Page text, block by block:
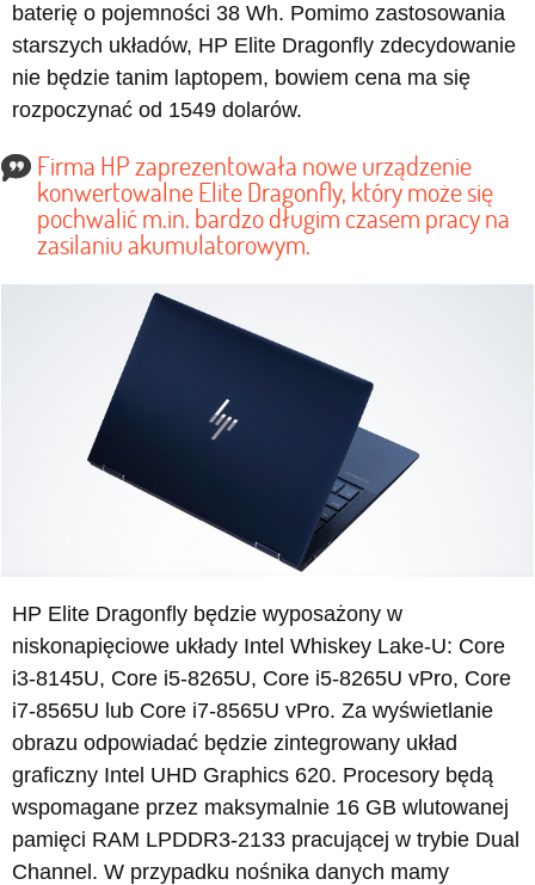
baterię o pojemności 38 Wh. Pomimo zastosowania
starszych układów, HP Elite Dragonfly zdecydowanie
nie będzie tanim laptopem, bowiem cena ma się
rozpoczynać od 1549 dolarów.
Firma HP zaprezentowała nowe urządzenie
konwertowalne Elite Dragonfly, który może się
pochwalić m.in. bardzo długim czasem pracy na
zasilaniu akumulatorowym.
HP Elite Dragonfly będzie wyposażony w
niskonapięciowe układy Intel Whiskey Lake-U: Core
i3-8145U, Core i5-8265U, Core i5-8265U vPro, Core
i7-8565U lub Core i7-8565U vPro. Za wyświetlanie
obrazu odpowiadać będzie zintegrowany układ
graficzny Intel UHD Graphics 620. Procesory będą
wspomagane przez maksymalnie 16 GB wlutowanej
pamięci RAM LPDDR3-2133 pracującej w trybie Dual
Channel. W przypadku nośnika danych mamy